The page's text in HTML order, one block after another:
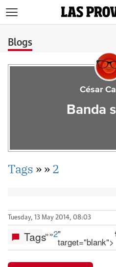
Blogs
César
Banda
Tags »»2
Tuesday, 13 May 2014, 08:03
Tags»»2"
target="blank">